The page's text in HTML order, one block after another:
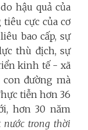
hậu quả của
cực của cơ
bao cấp, sự
thù địch, sự
kinh tế - xã
đường mà
tiễn hơn 36
hơn 30 năm
nước trong thời